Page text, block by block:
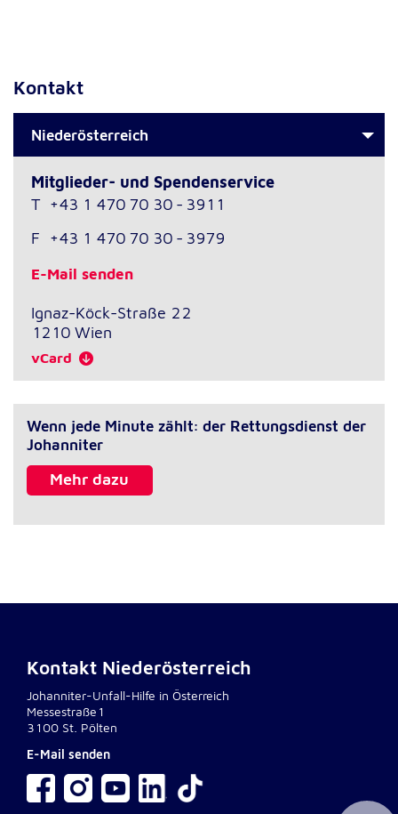
Kontakt
Niederösterreich
Mitglieder- und Spendenservice
T +43 1 470 70 30 - 3911
F
+43 1 470 70 30 - 3979
E-Mail senden
Ignaz-Köck-Straße 22
1210 Wien
vCard
Wenn jede Minute zählt: der Rettungsdienst der
Johanniter
Mehr dazu
Kontakt Niederösterreich
Johanniter-Unfall-Hilfe in Österreich
Messestraße1
3100 St. Pölten
E-Mail senden